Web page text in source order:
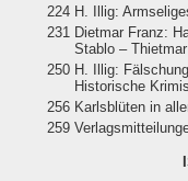
224 H. Illig:
231 Dietmar Franz:
Stablo –
250 H. Illig:
Historische
256 Karlsblüten in
259